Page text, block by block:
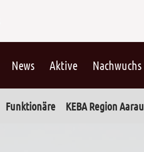
News Aktive Nachwuchs
Funktionäre KEBA Region Aarau